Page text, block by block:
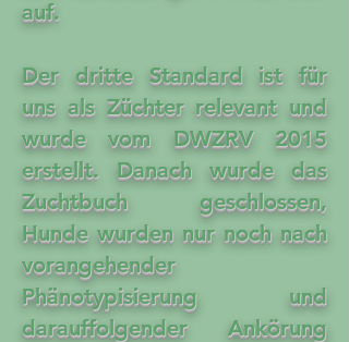
auf.
Der dritte Standard ist für
uns als Züchter relevant und
wurde vom DWZRV 2015
erstellt. Danach wurde das
Zuchtbuch geschlossen,
Hunde wurden nur noch nach
vorangehender
Phänotypisierung und
darauffolgender Ankörung